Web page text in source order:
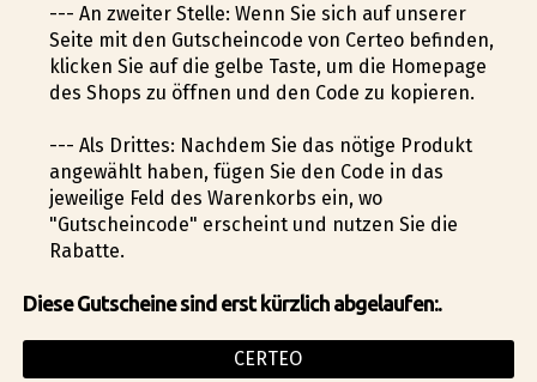
--- An zweiter Stelle: Wenn Sie sich auf unserer
Seite mit den Gutscheincode von Certeo befinden,
klicken Sie auf die gelbe Taste, um die Homepage
des Shops zu öffnen und den Code zu kopieren.
--- Als Drittes: Nachdem Sie das nötige Produkt
angewählt haben, fügen Sie den Code in das
jeweilige Feld des Warenkorbs ein, wo
"Gutscheincode" erscheint und nutzen Sie die
Rabatte.
Diese Gutscheine sind erst kürzlich abgelaufen:.
CERTEO